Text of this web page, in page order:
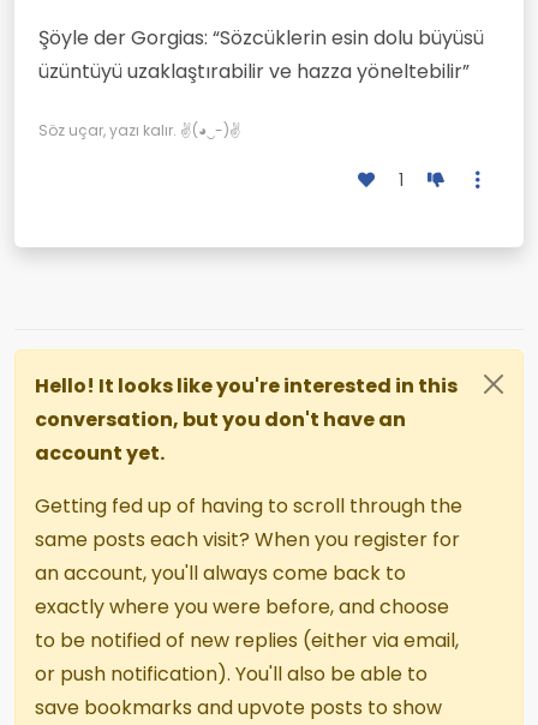
Şöyle der Gorgias: “Sözcüklerin esin dolu büyüsü
üzüntüyü uzaklaştırabilir ve hazza yöneltebilir”
Söz uçar, yazı kalır. ✌(◕‿-)✌
1
Hello! It looks like you're interested in this
conversation, but you don't have an
account yet.
Getting fed up of having to scroll through the
same posts each visit? When you register for
an account, you'll always come back to
exactly where you were before, and choose
to be notified of new replies (either via email,
or push notification). You'll also be able to
save bookmarks and upvote posts to show